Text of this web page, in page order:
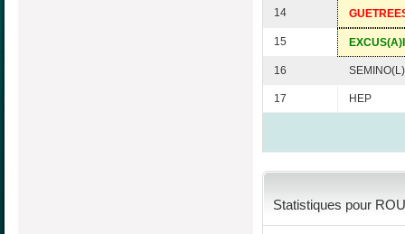
14
15 EXCUS(A)I
16
17 HEP
Statistiques pour